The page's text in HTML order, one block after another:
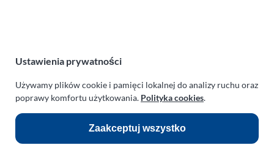
Flight Operations Consulting
Bolling Modellballone
Ustawienia prywatności
Używamy plików cookie i pamięci lokalnej do analizy ruchu oraz
poprawy komfortu użytkowania. Polityka cookies.
Zaakceptuj wszystko